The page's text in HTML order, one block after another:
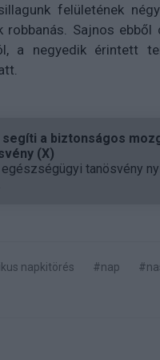
felületének
robbanás. Sajnos ebből
a negyedik érintett
a biztonságos
(X)
tanösvény
napkitörés #nap